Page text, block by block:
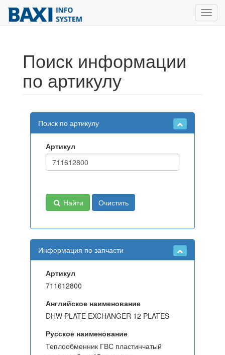
Поиск информации
по артикулу
Поиск по артикулу
Артикул
Найти Очистить
Информация по запчасти
Артикул
711612800
Английское наименование
DHW PLATE EXCHANGER 12 PLATES
Русское наименование
Теплообменник ГВС пластинчатый